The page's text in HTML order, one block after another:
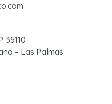
35110
– Las Palmas